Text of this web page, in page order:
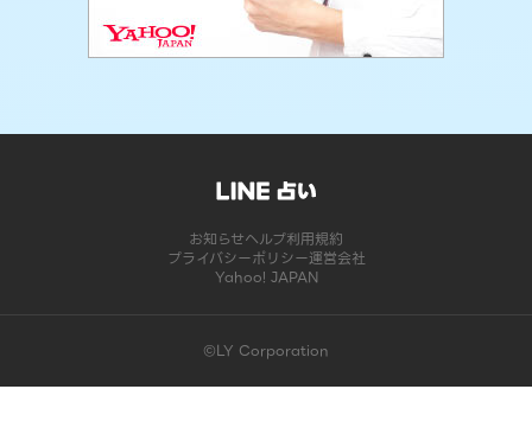
お知らせヘルプ利用規約
プライバシーポリシー運営会社
Yahoo! JAPAN
©LY Corporation
このコンテンツは掲載が終了しました | LINE占い